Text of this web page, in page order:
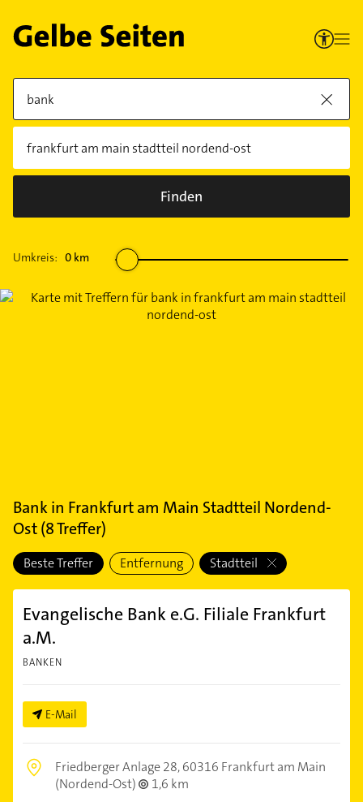
Finden
Umkreis: 0 km
Bankin Frankfurt am Main Stadtteil Nordend-
Ost(8Treffer)
Beste Treffer Entfernung Stadtteil
Evangelische Bank e.G. Filiale Frankfurt
a.M.
BANKEN
E-Mail
Friedberger Anlage 28,60316 Frankfurt am Main
(Nordend-Ost)
1,6 km